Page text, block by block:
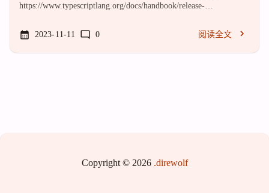
https://www.typescriptlang.org/docs/handbook/release-
2023-11-11
0 阅读全文
Copyright © 2026 .direwolf